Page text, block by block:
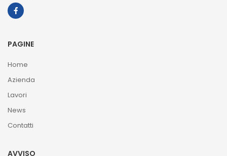
PAGINE
Home
Azienda
Lavori
News
Contatti
AVVISO